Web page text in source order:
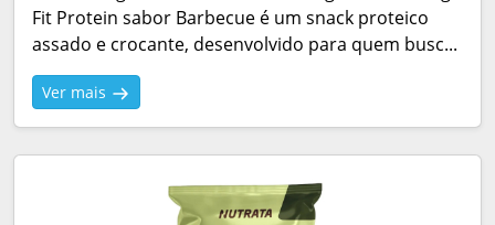
Fit Protein sabor Barbecue é um snack proteico
assado e crocante, desenvolvido para quem busc...
Ver mais